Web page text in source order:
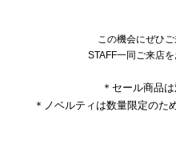
この機会にぜひご
STAFF一同ご来店
＊セール商品
＊ノベルティは数量限定のた